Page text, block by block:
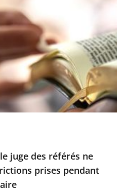
juge des référés ne
prises pendant